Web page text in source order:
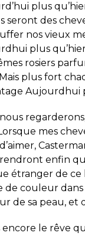
plus
seront des
nos vieux
plus
rosiers
Mais plus fort
Aujourdhui
mes
enfin
étranger de ce
de couleur
de sa peau, et
encore le rêve